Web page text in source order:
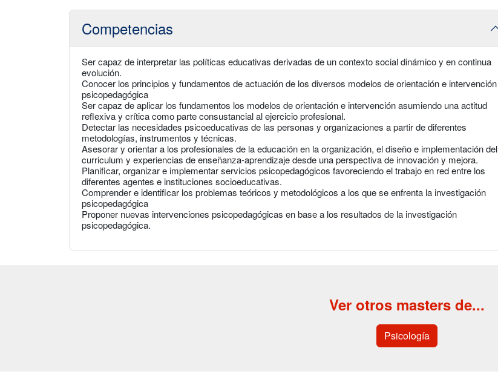
Competencias
Ser capaz de interpretar las políticas educativas derivadas de un contexto social dinámico y en continua
evolución.
Conocer los principios y fundamentos de actuación de los diversos modelos de orientación e intervención
psicopedagógica
Ser capaz de aplicar los fundamentos los modelos de orientación e intervención asumiendo una actitud
reflexiva y crítica como parte consustancial al ejercicio profesional.
Detectar las necesidades psicoeducativas de las personas y organizaciones a partir de diferentes
metodologías, instrumentos y técnicas.
Asesorar y orientar a los profesionales de la educación en la organización, el diseño e implementación del
curriculum y experiencias de enseñanza-aprendizaje desde una perspectiva de innovación y mejora.
Planificar, organizar e implementar servicios psicopedagógicos favoreciendo el trabajo en red entre los
diferentes agentes e instituciones socioeducativas.
Comprender e identificar los problemas teóricos y metodológicos a los que se enfrenta la investigación
psicopedagógica
Proponer nuevas intervenciones psicopedagógicas en base a los resultados de la investigación
psicopedagógica.
Ver otros masters de...
Psicología